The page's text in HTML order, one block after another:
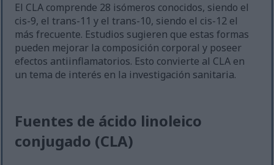
El CLA comprende 28 isómeros conocidos, siendo el
cis-9, el trans-11 y el trans-10, siendo el cis-12 el
más frecuente. Estudios sugieren que estas formas
pueden mejorar la composición corporal y poseer
efectos antiinflamatorios. Esto convierte al CLA en
un tema de interés en la investigación sanitaria.
Fuentes de ácido linoleico
conjugado (CLA)